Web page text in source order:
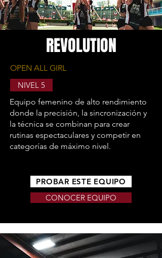
REVOLUTION
OPEN ALL GIRL
NIVEL 5
Equipo femenino de alto rendimiento
donde la precisión, la sincronización y
la técnica se combinan para crear
rutinas espectaculares y competir en
categorías de máximo nivel.
PROBAR ESTE EQUIPO
CONOCER EQUIPO